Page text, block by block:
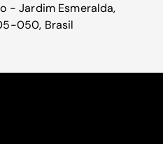
- Jardim Esmeralda,
050, Brasil